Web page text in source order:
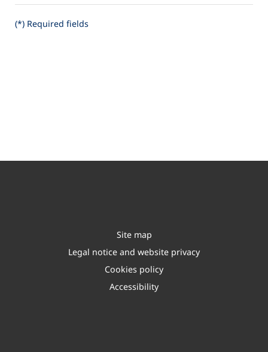
(*) Required fields
Site map
Legal notice and website privacy
Cookies policy
Accessibility